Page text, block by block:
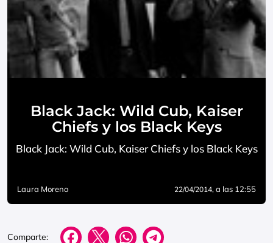
Black Jack: Wild Cub, Kaiser
Chiefs y los Black Keys
Black Jack: Wild Cub, Kaiser Chiefs y los Black Keys
Laura Moreno 22/04/2014, a las 12:55
Comparte: